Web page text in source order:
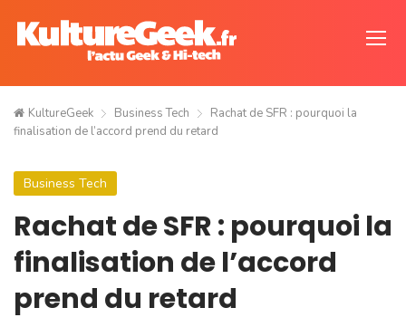
KultureGeek Business Tech
Rachat de SFR : pourquoi la
finalisation de l’accord prend du retard
Business Tech
Rachat de SFR : pourquoi la
finalisation de l’accord
prend du retard